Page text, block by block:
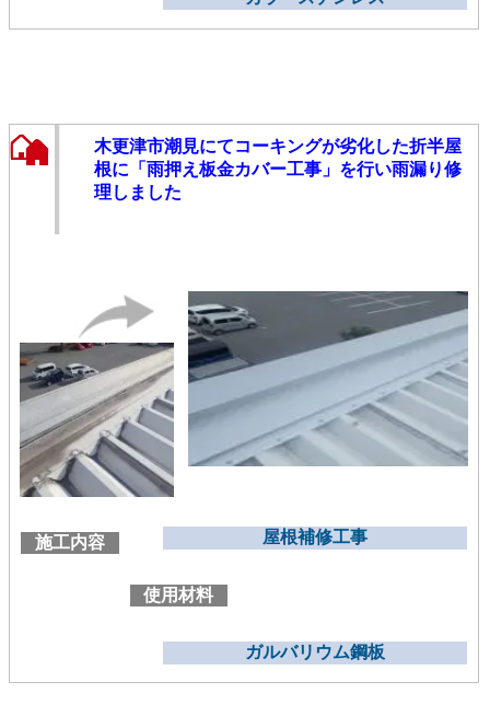
木更津市潮見にてコーキングが劣化した折半屋
根に「雨押え板金カバー工事」を行い雨漏り修
理しました
施工内容 屋根補修工事
使用材料
ガルバリウム鋼板